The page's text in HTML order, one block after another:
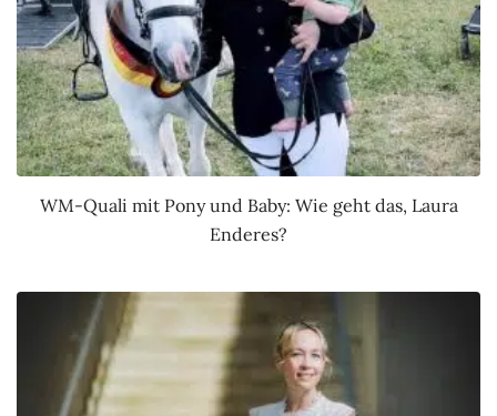
WM-Quali mit Pony und Baby: Wie geht das, Laura
Enderes?